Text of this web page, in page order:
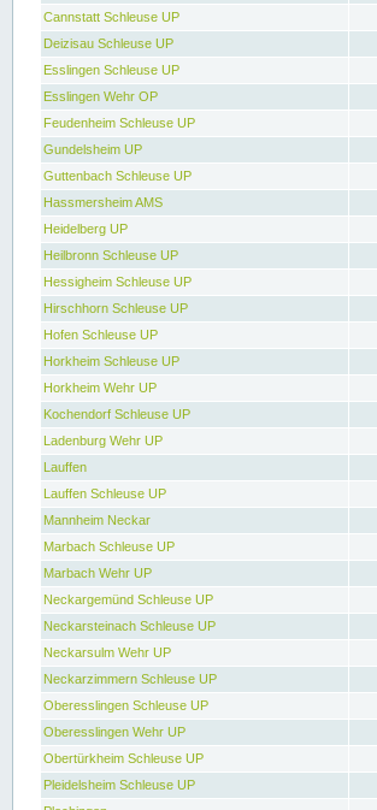
Cannstatt Schleuse UP
Deizisau Schleuse UP
Esslingen Schleuse UP
Esslingen Wehr OP
Feudenheim Schleuse UP
Gundelsheim UP
Guttenbach Schleuse UP
Hassmersheim AMS
Heidelberg UP
Heilbronn Schleuse UP
Hessigheim Schleuse UP
Hirschhorn Schleuse UP
Hofen Schleuse UP
Horkheim Schleuse UP
Horkheim Wehr UP
Kochendorf Schleuse UP
Ladenburg Wehr UP
Lauffen
Lauffen Schleuse UP
Mannheim Neckar
Marbach Schleuse UP
Marbach Wehr UP
Neckargemünd Schleuse UP
Neckarsteinach Schleuse UP
Neckarsulm Wehr UP
Neckarzimmern Schleuse UP
Oberesslingen Schleuse UP
Oberesslingen Wehr UP
Obertürkheim Schleuse UP
Pleidelsheim Schleuse UP